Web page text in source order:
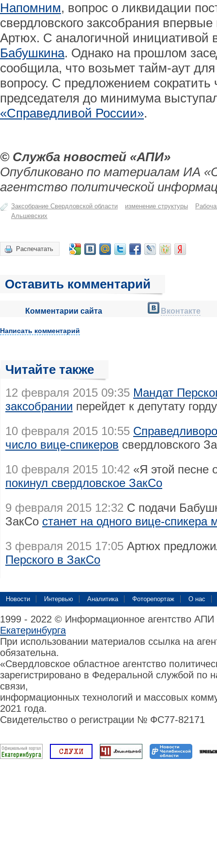
Напомним, вопрос о ликвидации
свердловского заксобрания
Артюх. С аналогичной инициативой
Бабушкина. Однако на прошлом
сообщила, что возьмет тайм-аут
вопросу. С предложением сократить
председателя до минимума
«Справедливой России».
© Служба новостей «АПИ»
Опубликовано по материалам ИА
агентство политической
Заксобрание Свердловской области изменение структуры
Альшевских
Распечатать
Оставить комментарий
Комментарии сайта Вконтакте
Написать комментарий
Читайте также
12 февраля 2015 09:35 Мандат
заксобрании перейдет к депутату
10 февраля 2015 10:55
число вице-спикеров свердловского
10 февраля 2015 10:42 «Я этой песне
покинул свердловское ЗакСо
9 февраля 2015 12:32 С подачи
ЗакСо станет на одного вице-спикера
3 февраля 2015 17:05 Артюх
Перского в ЗакСо
Новости Интервью Аналитика Фоторепортаж О нас
1999 - 2022 © Информационное агентство
Екатеринбурга
При использовании материалов ссылка на
обязательна.
«Свердловское областное агентство
зарегистрировано в Федеральной службой по
связи,
информационных технологий и массовых
2021 года.
Свидетельство о регистрации № ФС77-82171